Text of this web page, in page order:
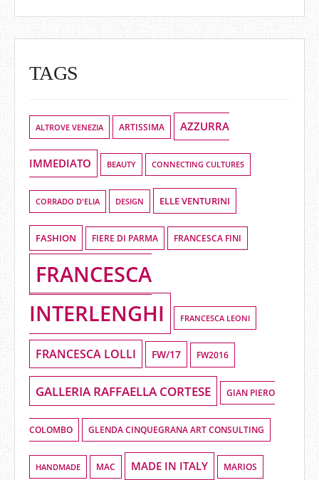
TAGS
ALTROVE VENEZIA ARTISSIMA AZZURRA
IMMEDIATO BEAUTY CONNECTING CULTURES
CORRADO D'ELIA DESIGN ELLE VENTURINI
FASHION FIERE DI PARMA FRANCESCA FINI
FRANCESCA
INTERLENGHI
FRANCESCA LEONI
FRANCESCA LOLLI FW/17 FW2016
GALLERIA RAFFAELLA CORTESE GIAN PIERO
COLOMBO GLENDA CINQUEGRANA ART CONSULTING
HANDMADE MAC MADE IN ITALY MARIOS